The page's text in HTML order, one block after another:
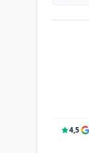
4,5·